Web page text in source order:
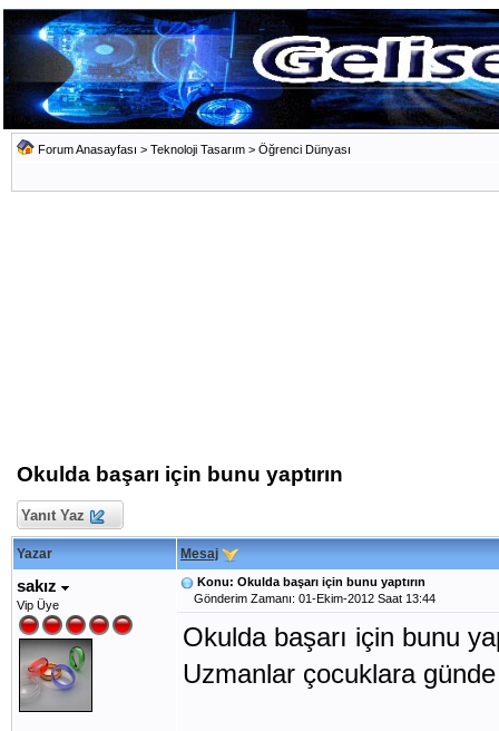
Forum Anasayfası > Teknoloji Tasarım > Öğrenci Dünyası
Okulda başarı için bunu yaptırın
Yanıt Yaz
Yazar Mesaj
sakız
Vip Üye
Konu: Okulda başarı için bunu yaptırın
Gönderim Zamanı: 01-Ekim-2012 Saat 13:44
Okulda başarı için bunu
Uzmanlar çocuklara